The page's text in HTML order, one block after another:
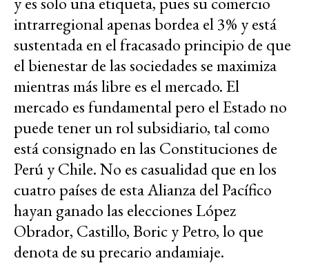
intrarregional apenas bordea el 3% y está
sustentada en el fracasado principio de que
el bienestar de las sociedades se maximiza
mientras más libre es el mercado. El
mercado es fundamental pero el Estado no
puede tener un rol subsidiario, tal como
está consignado en las Constituciones de
Perú y Chile. No es casualidad que en los
cuatro países de esta Alianza del Pacífico
hayan ganado las elecciones López
Obrador, Castillo, Boric y Petro, lo que
denota de su precario andamiaje.